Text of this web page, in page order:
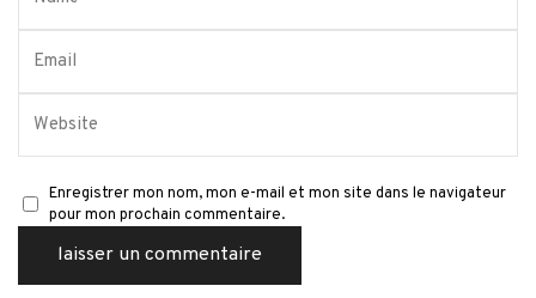
Enregistrer mon nom, mon e-mail et mon site dans le navigateur
pour mon prochain commentaire.